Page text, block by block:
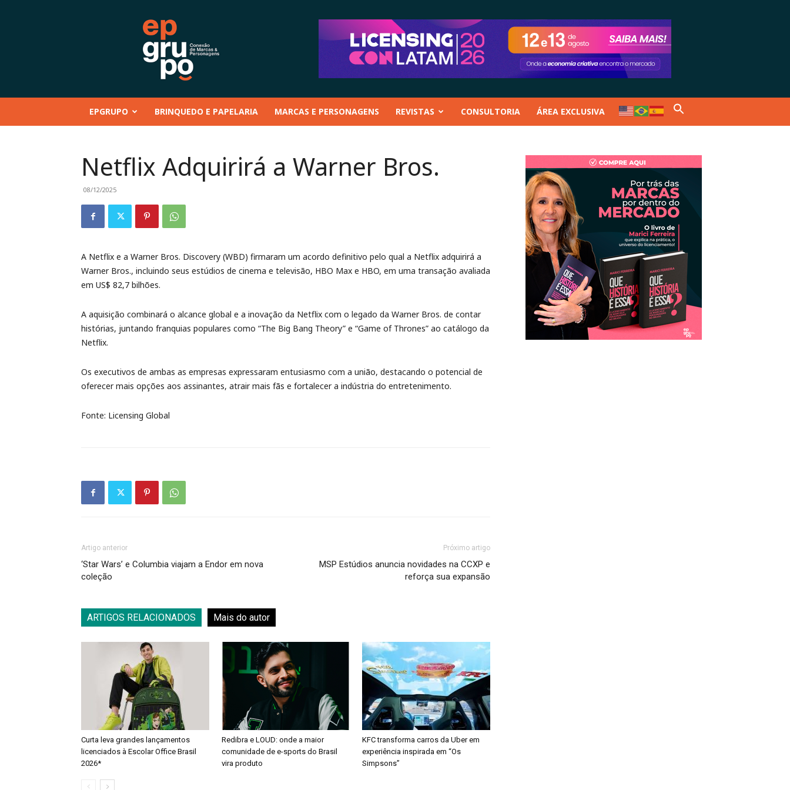
Conteúdo
Eventos
–
Personagens
–
Brinquedo
Papelaria
EPGRUPO BRINQUEDO E PAPELARIA MARCAS E PERSONAGENS REVISTAS CONSULTORIA ÁREA EXCLUSIVA
Netflix Adquirirá a Warner Bros.
08/12/2025
A Netflix e a Warner Bros. Discovery (WBD) firmaram um acordo definitivo pelo qual a Netflix adquirirá a
Warner Bros., incluindo seus estúdios de cinema e televisão, HBO Max e HBO, em uma transação avaliada
em US$ 82,7 bilhões.
A aquisição combinará o alcance global e a inovação da Netflix com o legado da Warner Bros. de contar
histórias, juntando franquias populares como “The Big Bang Theory” e “Game of Thrones” ao catálogo da
Netflix.
Os executivos de ambas as empresas expressaram entusiasmo com a união, destacando o potencial de
oferecer mais opções aos assinantes, atrair mais fãs e fortalecer a indústria do entretenimento.
Fonte: Licensing Global
Artigo anterior
‘Star Wars’ e Columbia viajam a Endor em nova
coleção
Próximo artigo
MSP Estúdios anuncia novidades na CCXP e
reforça sua expansão
ARTIGOS RELACIONADOS Mais do autor
Curta leva grandes lançamentos
licenciados à Escolar Office Brasil
2026*
Redibra e LOUD: onde a maior
comunidade de e-sports do Brasil
vira produto
KFC transforma carros da Uber em
experiência inspirada em “Os
Simpsons”